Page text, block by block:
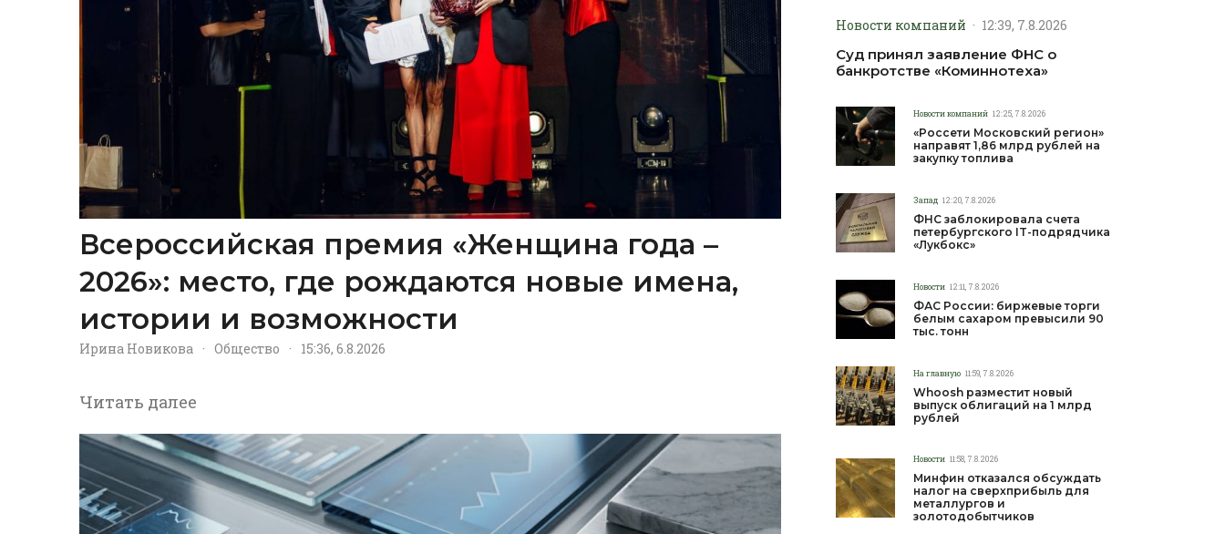
Всероссийская премия «Женщина года –
2026»: место, где рождаются новые имена,
истории и возможности
Ирина Новикова · Общество · 15:36, 6.8.2026
Читать далее
Новости компаний · 12:39, 7.8.2026
Суд принял заявление ФНС о
банкротстве «Коминнотеха»
Новости компаний 12:25, 7.8.2026
«Россети Московский регион»
направят 1,86 млрд рублей на
закупку топлива
Запад 12:20, 7.8.2026
ФНС заблокировала счета
петербургского IT-подрядчика
«Лукбокс»
Новости 12:11, 7.8.2026
ФАС России: биржевые торги
белым сахаром превысили 90
тыс. тонн
На главную 11:59, 7.8.2026
Whoosh разместит новый
выпуск облигаций на 1 млрд
рублей
Новости 11:58, 7.8.2026
Минфин отказался обсуждать
налог на сверхприбыль для
металлургов и
золотодобытчиков